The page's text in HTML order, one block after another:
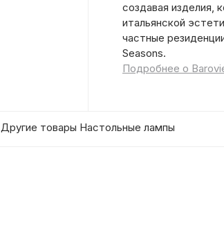
создавая изделия,
итальянской
частные
Seasons.
Подробнее о
Другие товары Настольные лампы